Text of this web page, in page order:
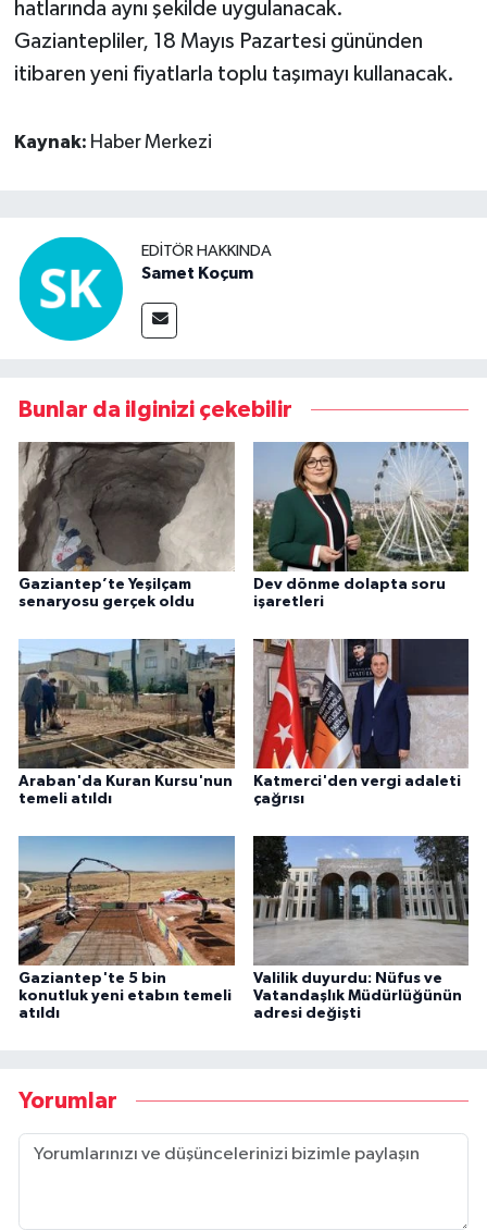
hatlarında aynı şekilde uygulanacak.
Gaziantepliler, 18 Mayıs Pazartesi gününden
itibaren yeni fiyatlarla toplu taşımayı kullanacak.
Kaynak: Haber Merkezi
EDITÖR HAKKINDA
Samet Koçum
Bunlar da ilginizi çekebilir
Gaziantep’te Yeşilçam
senaryosu gerçek oldu
Dev dönme dolapta soru
işaretleri
Araban'da Kuran Kursu'nun
temeli atıldı
Katmerci'den vergi adaleti
çağrısı
Gaziantep'te 5 bin
konutluk yeni etabın temeli
atıldı
Valilik duyurdu: Nüfus ve
Vatandaşlık Müdürlüğünün
adresi değişti
Yorumlar